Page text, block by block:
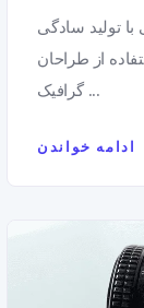
تولید سادگی
از طراحان
گرافیک ...
ادامه خواندن